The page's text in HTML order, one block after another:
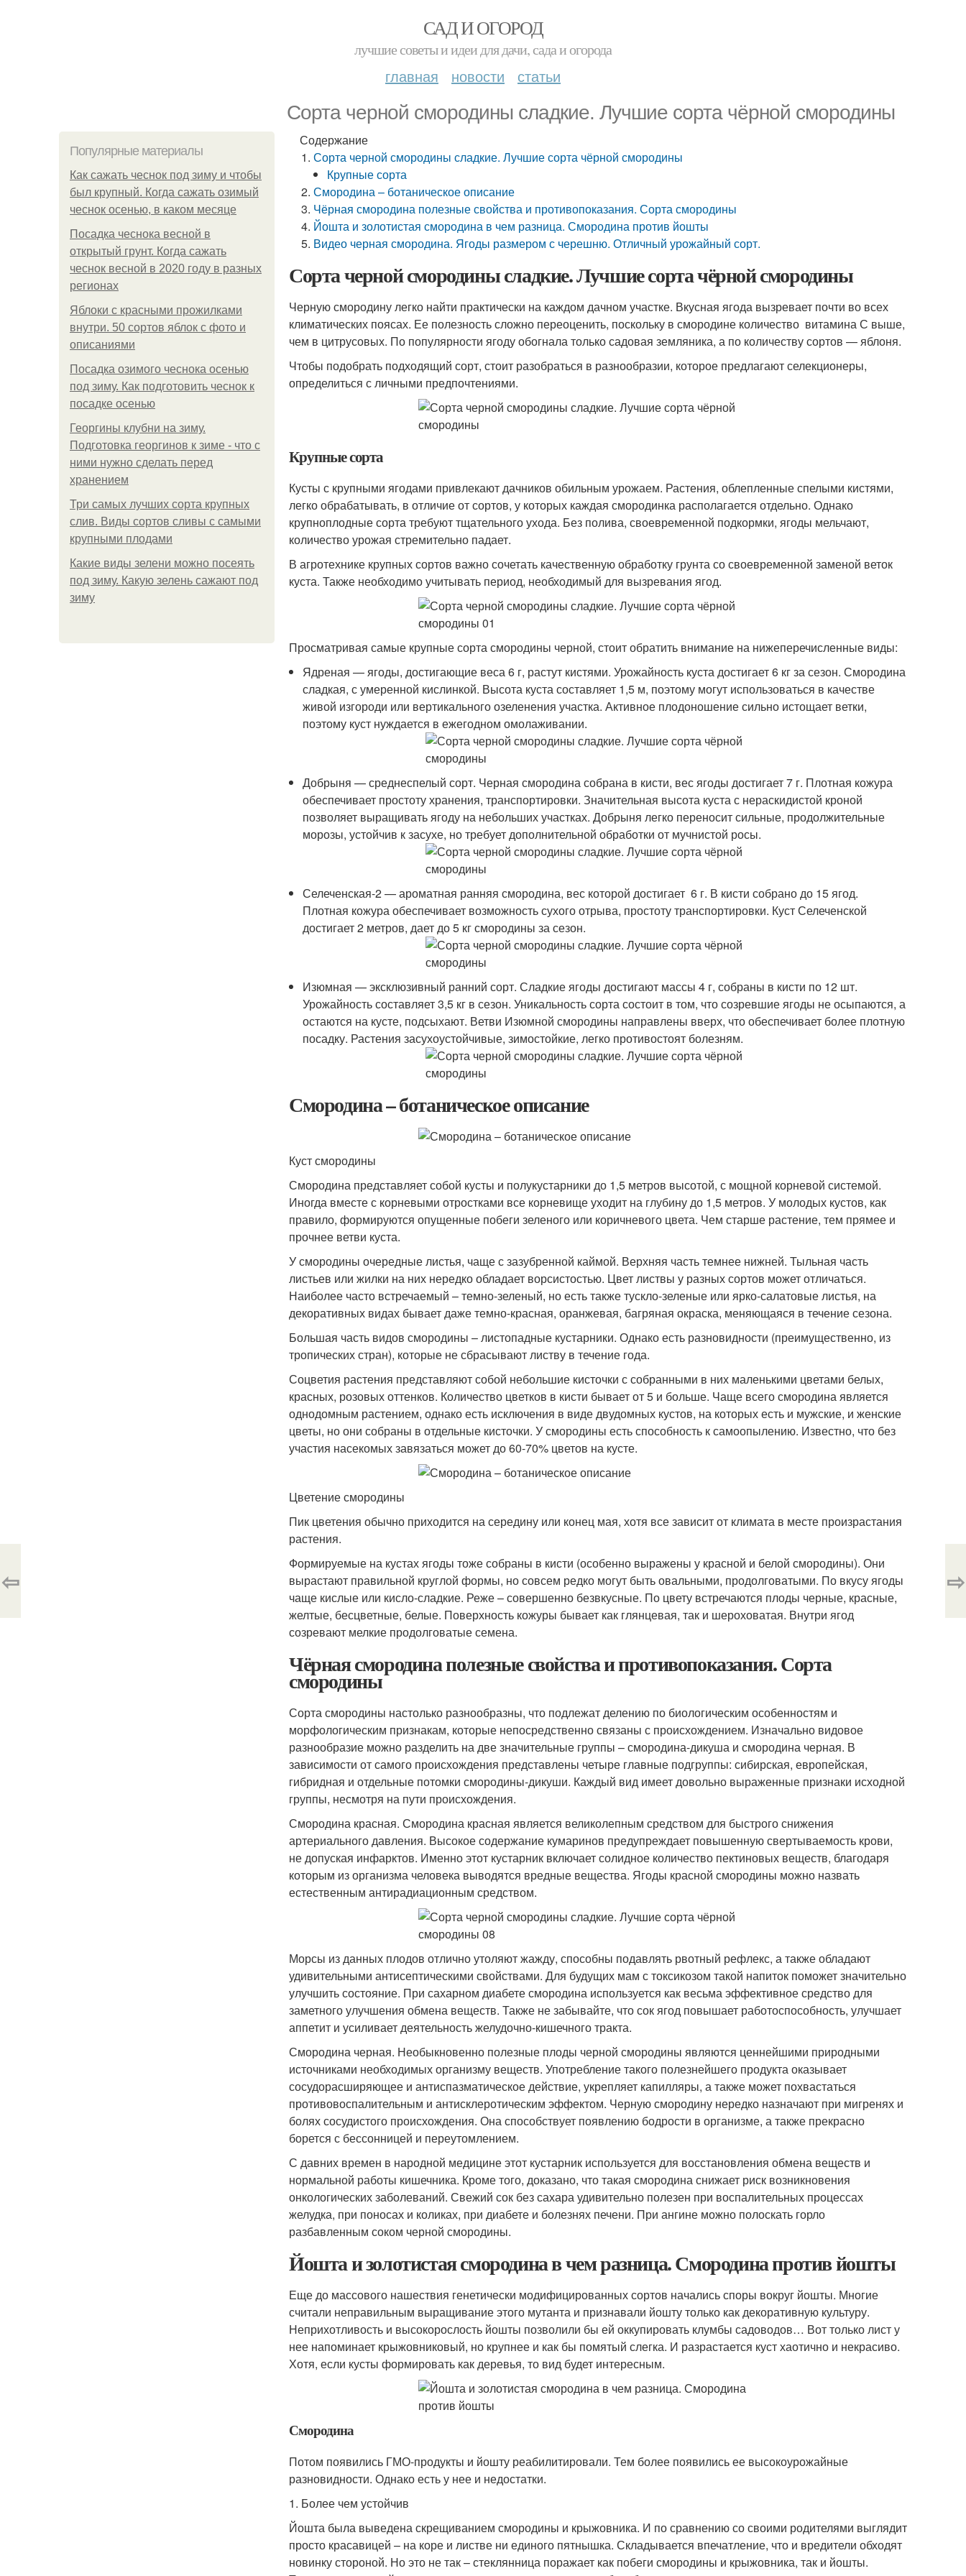
САД И ОГОРОД
лучшие советы и идеи для дачи, сада и огорода
главная новости статьи
Сорта черной смородины сладкие. Лучшие сорта чёрной смородины
Популярные материалы
Как сажать чеснок под зиму и чтобы
был крупный. Когда сажать озимый
чеснок осенью, в каком месяце
Посадка чеснока весной в
открытый грунт. Когда сажать
чеснок весной в 2020 году в разных
регионах
Яблоки с красными прожилками
внутри. 50 сортов яблок с фото и
описаниями
Посадка озимого чеснока осенью
под зиму. Как подготовить чеснок к
посадке осенью
Георгины клубни на зиму.
Подготовка георгинов к зиме - что с
ними нужно сделать перед
хранением
Три самых лучших сорта крупных
слив. Виды сортов сливы с самыми
крупными плодами
Какие виды зелени можно посеять
под зиму. Какую зелень сажают под
зиму
Содержание
Сорта черной смородины сладкие. Лучшие сорта чёрной смородины
Крупные сорта
Смородина – ботаническое описание
Чёрная смородина полезные свойства и противопоказания. Сорта смородины
Йошта и золотистая смородина в чем разница. Смородина против йошты
Видео черная смородина. Ягоды размером с черешню. Отличный урожайный сорт.
Сорта черной смородины сладкие. Лучшие сорта чёрной смородины
Черную смородину легко найти практически на каждом дачном участке. Вкусная ягода вызревает почти во всех
климатических поясах. Ее полезность сложно переоценить, поскольку в смородине количество витамина С выше,
чем в цитрусовых. По популярности ягоду обогнала только садовая земляника, а по количеству сортов — яблоня.
Чтобы подобрать подходящий сорт, стоит разобраться в разнообразии, которое предлагают селекционеры,
определиться с личными предпочтениями.
Крупные сорта
Кусты с крупными ягодами привлекают дачников обильным урожаем. Растения, облепленные спелыми кистями,
легко обрабатывать, в отличие от сортов, у которых каждая смородинка располагается отдельно. Однако
крупноплодные сорта требуют тщательного ухода. Без полива, своевременной подкормки, ягоды мельчают,
количество урожая стремительно падает.
В агротехнике крупных сортов важно сочетать качественную обработку грунта со своевременной заменой веток
куста. Также необходимо учитывать период, необходимый для вызревания ягод.
Просматривая самые крупные сорта смородины черной, стоит обратить внимание на нижеперечисленные виды:
Ядреная — ягоды, достигающие веса 6 г, растут кистями. Урожайность куста достигает 6 кг за сезон. Смородина
сладкая, с умеренной кислинкой. Высота куста составляет 1,5 м, поэтому могут использоваться в качестве
живой изгороди или вертикального озеленения участка. Активное плодоношение сильно истощает ветки,
поэтому куст нуждается в ежегодном омолаживании.
Добрыня — среднеспелый сорт. Черная смородина собрана в кисти, вес ягоды достигает 7 г. Плотная кожура
обеспечивает простоту хранения, транспортировки. Значительная высота куста с нераскидистой кроной
позволяет выращивать ягоду на небольших участках. Добрыня легко переносит сильные, продолжительные
морозы, устойчив к засухе, но требует дополнительной обработки от мучнистой росы.
Селеченская-2 — ароматная ранняя смородина, вес которой достигает 6 г. В кисти собрано до 15 ягод.
Плотная кожура обеспечивает возможность сухого отрыва, простоту транспортировки. Куст Селеченской
достигает 2 метров, дает до 5 кг смородины за сезон.
Изюмная — эксклюзивный ранний сорт. Сладкие ягоды достигают массы 4 г, собраны в кисти по 12 шт.
Урожайность составляет 3,5 кг в сезон. Уникальность сорта состоит в том, что созревшие ягоды не осыпаются, а
остаются на кусте, подсыхают. Ветви Изюмной смородины направлены вверх, что обеспечивает более плотную
посадку. Растения засухоустойчивые, зимостойкие, легко противостоят болезням.
Смородина – ботаническое описание
Куст смородины
Смородина представляет собой кусты и полукустарники до 1,5 метров высотой, с мощной корневой системой.
Иногда вместе с корневыми отростками все корневище уходит на глубину до 1,5 метров. У молодых кустов, как
правило, формируются опущенные побеги зеленого или коричневого цвета. Чем старше растение, тем прямее и
прочнее ветви куста.
У смородины очередные листья, чаще с зазубренной каймой. Верхняя часть темнее нижней. Тыльная часть
листьев или жилки на них нередко обладает ворсистостью. Цвет листвы у разных сортов может отличаться.
Наиболее часто встречаемый – темно-зеленый, но есть также тускло-зеленые или ярко-салатовые листья, на
декоративных видах бывает даже темно-красная, оранжевая, багряная окраска, меняющаяся в течение сезона.
Большая часть видов смородины – листопадные кустарники. Однако есть разновидности (преимущественно, из
тропических стран), которые не сбрасывают листву в течение года.
Соцветия растения представляют собой небольшие кисточки с собранными в них маленькими цветами белых,
красных, розовых оттенков. Количество цветков в кисти бывает от 5 и больше. Чаще всего смородина является
однодомным растением, однако есть исключения в виде двудомных кустов, на которых есть и мужские, и женские
цветы, но они собраны в отдельные кисточки. У смородины есть способность к самоопылению. Известно, что без
участия насекомых завязаться может до 60-70% цветов на кусте.
Цветение смородины
Пик цветения обычно приходится на середину или конец мая, хотя все зависит от климата в месте произрастания
растения.
Формируемые на кустах ягоды тоже собраны в кисти (особенно выражены у красной и белой смородины). Они
вырастают правильной круглой формы, но совсем редко могут быть овальными, продолговатыми. По вкусу ягоды
чаще кислые или кисло-сладкие. Реже – совершенно безвкусные. По цвету встречаются плоды черные, красные,
желтые, бесцветные, белые. Поверхность кожуры бывает как глянцевая, так и шероховатая. Внутри ягод
созревают мелкие продолговатые семена.
Чёрная смородина полезные свойства и противопоказания. Сорта
смородины
Сорта смородины настолько разнообразны, что подлежат делению по биологическим особенностям и
морфологическим признакам, которые непосредственно связаны с происхождением. Изначально видовое
разнообразие можно разделить на две значительные группы – смородина-дикуша и смородина черная. В
зависимости от самого происхождения представлены четыре главные подгруппы: сибирская, европейская,
гибридная и отдельные потомки смородины-дикуши. Каждый вид имеет довольно выраженные признаки исходной
группы, несмотря на пути происхождения.
Смородина красная. Смородина красная является великолепным средством для быстрого снижения
артериального давления. Высокое содержание кумаринов предупреждает повышенную свертываемость крови,
не допуская инфарктов. Именно этот кустарник включает солидное количество пектиновых веществ, благодаря
которым из организма человека выводятся вредные вещества. Ягоды красной смородины можно назвать
естественным антирадиационным средством.
Морсы из данных плодов отлично утоляют жажду, способны подавлять рвотный рефлекс, а также обладают
удивительными антисептическими свойствами. Для будущих мам с токсикозом такой напиток поможет значительно
улучшить состояние. При сахарном диабете смородина используется как весьма эффективное средство для
заметного улучшения обмена веществ. Также не забывайте, что сок ягод повышает работоспособность, улучшает
аппетит и усиливает деятельность желудочно-кишечного тракта.
Смородина черная. Необыкновенно полезные плоды черной смородины являются ценнейшими природными
источниками необходимых организму веществ. Употребление такого полезнейшего продукта оказывает
сосудорасширяющее и антиспазматическое действие, укрепляет капилляры, а также может похвастаться
противовоспалительным и антисклеротическим эффектом. Черную смородину нередко назначают при мигренях и
болях сосудистого происхождения. Она способствует появлению бодрости в организме, а также прекрасно
борется с бессонницей и переутомлением.
С давних времен в народной медицине этот кустарник используется для восстановления обмена веществ и
нормальной работы кишечника. Кроме того, доказано, что такая смородина снижает риск возникновения
онкологических заболеваний. Свежий сок без сахара удивительно полезен при воспалительных процессах
желудка, при поносах и коликах, при диабете и болезнях печени. При ангине можно полоскать горло
разбавленным соком черной смородины.
Йошта и золотистая смородина в чем разница. Смородина против йошты
Еще до массового нашествия генетически модифицированных сортов начались споры вокруг йошты. Многие
считали неправильным выращивание этого мутанта и признавали йошту только как декоративную культуру.
Неприхотливость и высокорослость йошты позволили бы ей оккупировать клумбы садоводов… Вот только лист у
нее напоминает крыжовниковый, но крупнее и как бы помятый слегка. И разрастается куст хаотично и некрасиво.
Хотя, если кусты формировать как деревья, то вид будет интересным.
Смородина
Потом появились ГМО-продукты и йошту реабилитировали. Тем более появились ее высокоурожайные
разновидности. Однако есть у нее и недостатки.
1. Более чем устойчив
Йошта была выведена скрещиванием смородины и крыжовника. И по сравнению со своими родителями выглядит
просто красавицей – на коре и листве ни единого пятнышка. Складывается впечатление, что и вредители обходят
новинку стороной. Но это не так – стеклянница поражает как побеги смородины и крыжовника, так и йошты.
⇦ ⇨